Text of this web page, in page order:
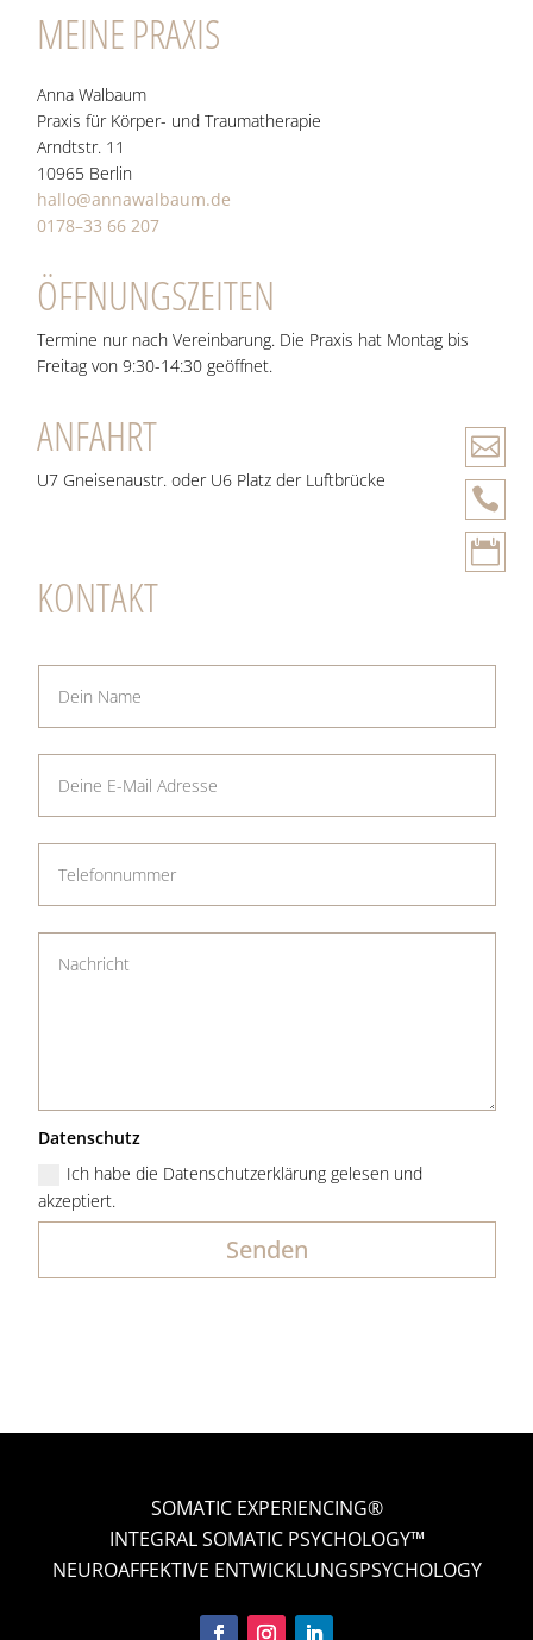
MEINE PRAXIS
Anna Wal­baum
Pra­xis für Körper- und Traumatherapie
Arndt­str. 11
10965 Ber­lin
hallo@annawalbaum.de
0178–33 66 207
ÖFFNUNGSZEITEN
Termine nur nach Vereinbarung. Die Praxis hat Montag bis
Freitag von 9:30-14:30 geöffnet.
ANFAHRT
U7 Gneisenaustr. oder U6 Platz der Luftbrücke
KONTAKT
Datenschutz
Ich habe die Datenschutzerklärung gelesen und
akzeptiert.
Senden
SOMATIC EXPERIENCING®
INTEGRAL SOMATIC PSYCHOLOGY™
NEUROAFFEKTIVE ENTWICKLUNGSPSYCHOLOGY


